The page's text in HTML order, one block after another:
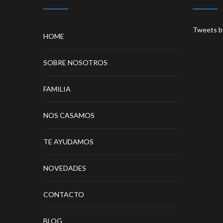
HOME
SOBRE NOSOTROS
FAMILIA
NOS CASAMOS
TE AYUDAMOS
NOVEDADES
CONTACTO
BLOG
Tweets